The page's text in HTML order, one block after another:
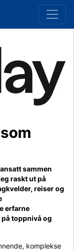
sammen
raskt ut på
reiser og
erfarne
toppnivå og
komplekse